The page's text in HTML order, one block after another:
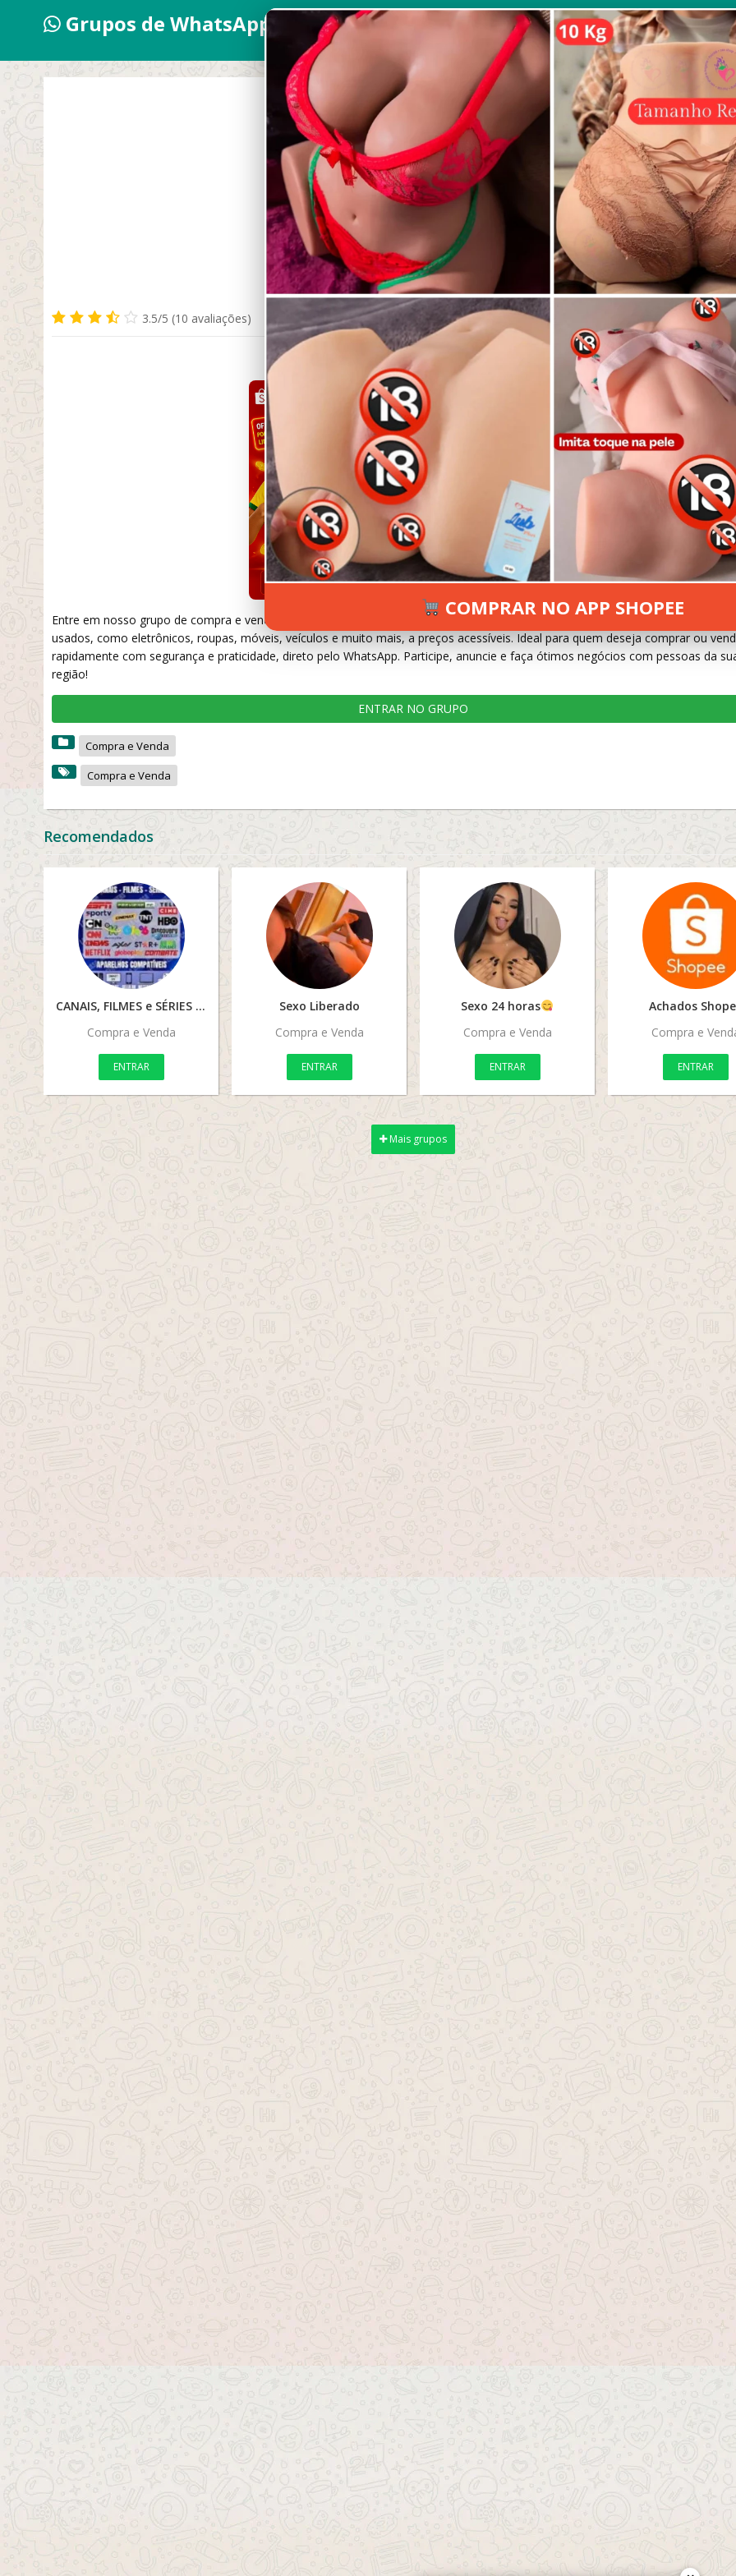
Grupos de WhatsApp 2026
Achadinhos da shopee
3.5/5 (10 avaliações)
SETEMBRO 19, 2024 71 VIEWS
Entre em nosso grupo de compra e venda no WhatsApp e aproveite oportunidades incríveis! Aqui você encontra produtos novos
usados, como eletrônicos, roupas, móveis, veículos e muito mais, a preços acessíveis. Ideal para quem deseja comprar ou
rapidamente com segurança e praticidade, direto pelo WhatsApp. Participe, anuncie e faça ótimos negócios com pessoas da
região!
ENTRAR NO GRUPO
Compra e Venda
Compra e Venda
Recomendados
CANAIS, FILMES e SÉRIES – Teste Grátis
Compra e Venda
ENTRAR
Sexo Liberado
Compra e Venda
ENTRAR
Sexo 24 horas
Compra e Venda
ENTRAR
Achados
Compra e
ENTRAR
Mais grupos
COMPRAR NO APP SHOPEE